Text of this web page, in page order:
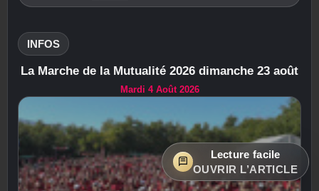
INFOS
La Marche de la Mutualité 2026 dimanche 23 août
Mardi 4 Août 2026
Lecture facile
OUVRIR L’ARTICLE